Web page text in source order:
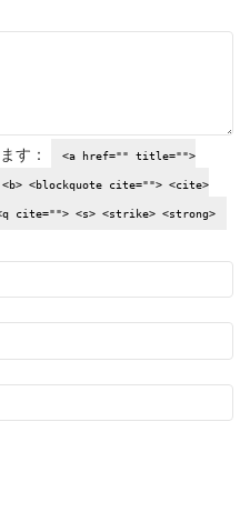
す： <a href="" title="">
<blockquote cite=""> <cite>
cite=""> <s> <strike> <strong>